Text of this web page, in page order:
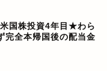
米国株投資4年目★わら
完全本帰国後の配当金